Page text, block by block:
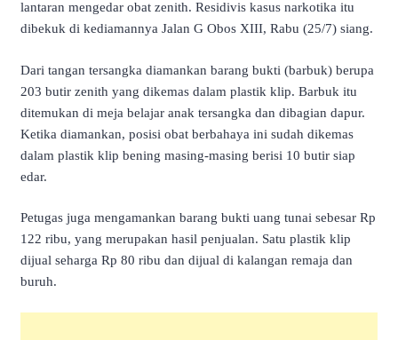
lantaran mengedar obat zenith. Residivis kasus narkotika itu
dibekuk di kediamannya Jalan G Obos XIII, Rabu (25/7) siang.
Dari tangan tersangka diamankan barang bukti (barbuk) berupa
203 butir zenith yang dikemas dalam plastik klip. Barbuk itu
ditemukan di meja belajar anak tersangka dan dibagian dapur.
Ketika diamankan, posisi obat berbahaya ini sudah dikemas
dalam plastik klip bening masing-masing berisi 10 butir siap
edar.
Petugas juga mengamankan barang bukti uang tunai sebesar Rp
122 ribu, yang merupakan hasil penjualan. Satu plastik klip
dijual seharga Rp 80 ribu dan dijual di kalangan remaja dan
buruh.